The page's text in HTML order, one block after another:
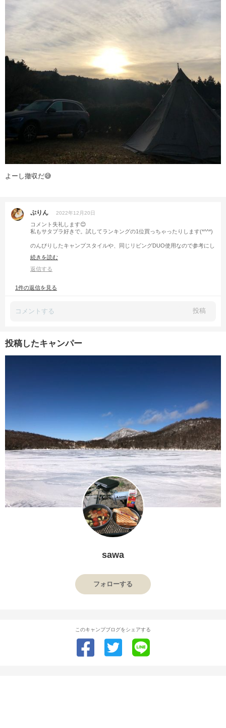
よーし撤収だ😅
ぷりん 2022年12月20日
コメント失礼します😊
私もサタプラ好きで。試してランキングの1位買っちゃったりします(*^^*)
のんびりしたキャンプスタイルや、同じリビングDUO使用なので参考にし
また、投稿楽しみにしています☺️
続きを読む
返信する
1件の返信を見る
投稿
投稿したキャンパー
sawa
フォローする
このキャンプブログをシェアする